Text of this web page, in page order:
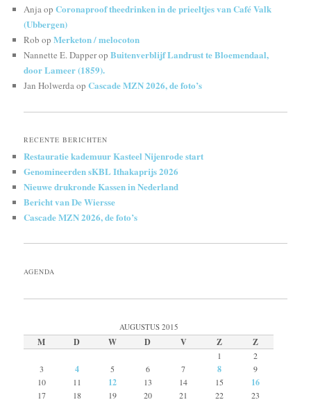
AnjaopCoronaproof theedrinken in de prieeltjes van Café Valk
(Ubbergen)
Rob opMerketon / melocoton
Nannette E. DapperopBuitenverblijf Landrust te Bloemendaal,
door Lameer (1859).
Jan HolwerdaopCascade MZN 2026, de foto’s
RECENTE BERICHTEN
Restauratie kademuur Kasteel Nijenrode start
Genomineerden sKBL Ithakaprijs 2026
Nieuwe drukronde Kassen in Nederland
Bericht van De Wiersse
Cascade MZN 2026, de foto’s
AGENDA
AUGUSTUS 2015
M D W D V Z Z
1
2
3
4 5 6 7 8
9
10
11 12 13 14 15 16
17 18 19 20 21 22
23